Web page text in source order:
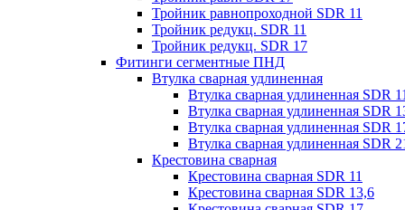
Тройник равнопроходной SDR 11
Тройник редукц. SDR 11
Тройник редукц. SDR 17
Фитинги сегментные ПНД
Втулка сварная удлиненная
Втулка сварная удлиненная SDR 11
Втулка сварная удлиненная SDR
Втулка сварная удлиненная SDR
Втулка сварная удлиненная SDR
Крестовина сварная
Крестовина сварная SDR 11
Крестовина сварная SDR 13,6